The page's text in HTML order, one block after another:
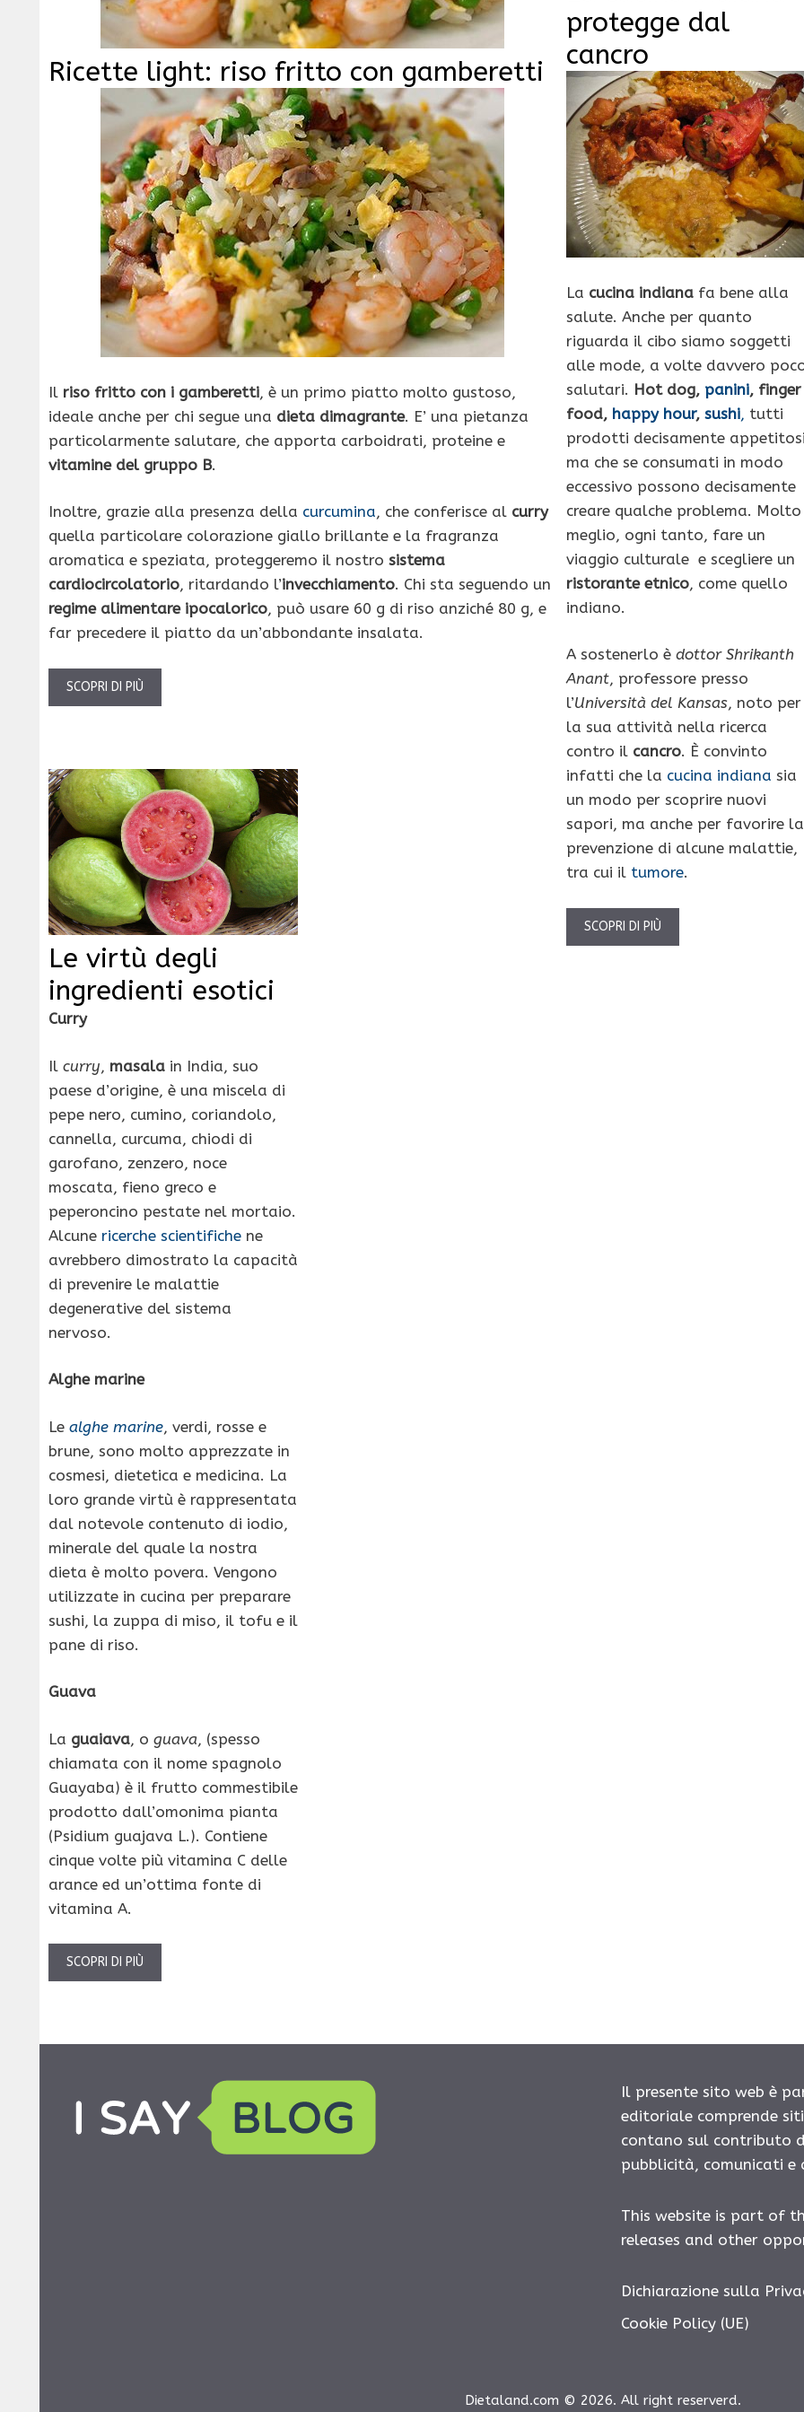
Ricette light: riso fritto con gamberetti
Il riso fritto con i gamberetti, è un primo piatto molto gustoso,
ideale anche per chi segue una dieta dimagrante. E’ una pietanza
particolarmente salutare, che apporta carboidrati, proteine e
vitamine del gruppo B.
Inoltre, grazie alla presenza della curcumina, che conferisce al curry
quella particolare colorazione giallo brillante e la fragranza
aromatica e speziata, proteggeremo il nostro sistema
cardiocircolatorio, ritardando l’invecchiamento. Chi sta seguendo un
regime alimentare ipocalorico, può usare 60 g di riso anziché 80 g, e
far precedere il piatto da un’abbondante insalata.
SCOPRI DI PIÙ
protegge dal
cancro
La cucina indianafa bene alla
salute. Anche per quanto
riguarda il cibo siamo soggetti
alle mode, a volte davvero
salutari. Hot dog, panini, finger
food, happy hour, sushi, tutti
prodotti decisamente
ma che se consumati in modo
eccessivo possono decisamente
creare qualche problema. Molto
meglio, ogni tanto, fare un
viaggio culturale e scegliere un
ristorante etnico, come quello
indiano.
A sostenerlo è dottor Shrikanth
Anant, professore presso
l’Università del Kansas, noto per
la sua attività nella ricerca
contro il cancro. È convinto
infatti che la cucina indiana sia
un modo per scoprire nuovi
sapori, ma anche per favorire la
prevenzione di alcune malattie,
tra cui il tumore.
SCOPRI DI PIÙ
Le virtù degli
ingredienti esotici
Curry
Il curry, masala in India, suo
paese d’origine, è una miscela di
pepe nero, cumino, coriandolo,
cannella, curcuma, chiodi di
garofano, zenzero, noce
moscata, fieno greco e
peperoncino pestate nel mortaio.
Alcune ricerche scientifiche ne
avrebbero dimostrato la capacità
di prevenire le malattie
degenerative del sistema
nervoso.
Alghe marine
Le alghe marine, verdi, rosse e
brune, sono molto apprezzate in
cosmesi, dietetica e medicina. La
loro grande virtù è rappresentata
dal notevole contenuto di iodio,
minerale del quale la nostra
dieta è molto povera. Vengono
utilizzate in cucina per preparare
sushi, la zuppa di miso, il tofu e il
pane di riso.
Guava
La guaiava, o guava, (spesso
chiamata con il nome spagnolo
Guayaba) è il frutto commestibile
prodotto dall’omonima pianta
(Psidium guajava L.). Contiene
cinque volte più vitamina C delle
arance ed un’ottima fonte di
vitamina A.
SCOPRI DI PIÙ
Il presente sito web è
editoriale comprende
contano sul contributo
pubblicità, comunicati
This website is part of
releases and other
Dichiarazione sulla
Cookie Policy (UE)
Dietaland.com © 2026. All right reserverd.